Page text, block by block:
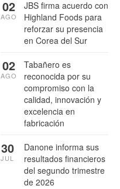
JBS firma acuerdo con
Highland Foods para
reforzar su presencia
en Corea del Sur
02
AGO
Tabañero es
reconocida por su
compromiso con la
calidad, innovación y
excelencia en
fabricación
02
AGO
Danone informa sus
resultados financieros
del segundo trimestre
de 2026
30
JUL